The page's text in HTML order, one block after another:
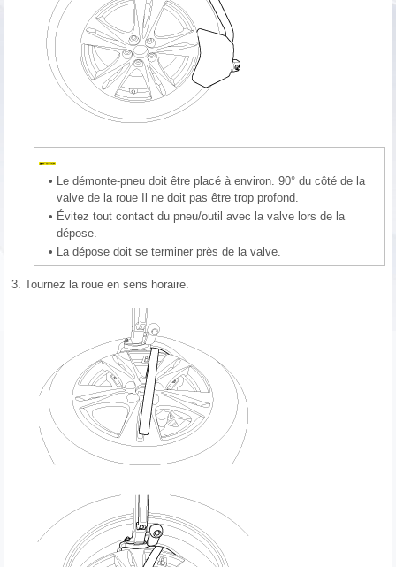
• Le démonte-pneu doit être placé à environ. 90° du côté de la
valve de la roue Il ne doit pas être trop profond.
• Évitez tout contact du pneu/outil avec la valve lors de la
dépose.
• La dépose doit se terminer près de la valve.
3. Tournez la roue en sens horaire.